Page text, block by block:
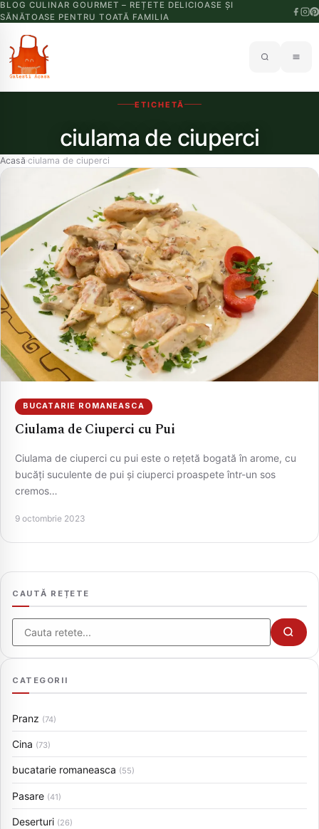
BLOG CULINAR GOURMET – REȚETE DELICIOASE ȘI
SĂNĂTOASE PENTRU TOATĂ FAMILIA
ETICHETĂ
ciulama de ciuperci
Acasă›ciulama de ciuperci
BUCATARIE ROMANEASCA
Ciulama de Ciuperci cu Pui
Ciulama de ciuperci cu pui este o rețetă bogată în arome, cu
bucăți suculente de pui și ciuperci proaspete într-un sos
cremos…
9 octombrie 2023
CAUTĂ REȚETE
Cauta
CATEGORII
Pranz (74)
Cina (73)
bucatarie romaneasca (55)
Pasare (41)
Deserturi (26)